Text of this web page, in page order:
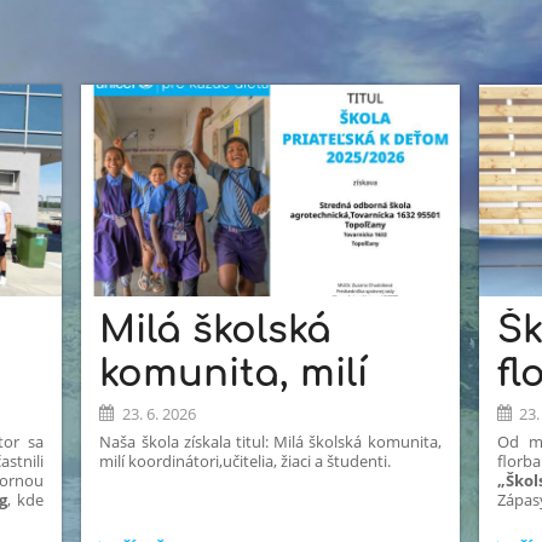
sa
, kde
Milá školská
komunita, milí
koordinátori,učitelia,
žiaci a študenti.
23. 6. 2026
Naša škola získala titul: Milá školská komunita,
milí koordinátori,učitelia, žiaci a študenti.
Od